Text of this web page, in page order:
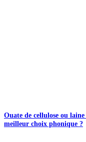
Ouate de cellulose ou
meilleur choix phonique ?